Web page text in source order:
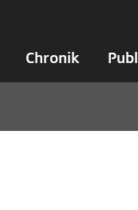
Chronik